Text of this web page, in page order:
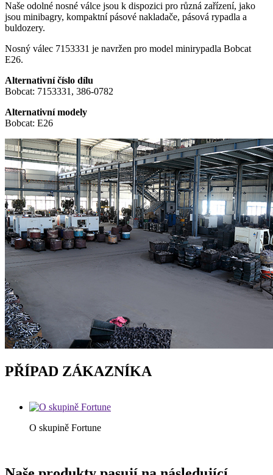
Naše odolné nosné válce jsou k dispozici pro různá zařízení, jako
jsou minibagry, kompaktní pásové nakladače, pásová rypadla a
buldozery.
Nosný válec 7153331 je navržen pro model minirypadla Bobcat
E26.
Alternativní číslo dílu
Bobcat: 7153331, 386-0782
Alternativní modely
Bobcat: E26
PŘÍPAD ZÁKAZNÍKA
O skupině Fortune